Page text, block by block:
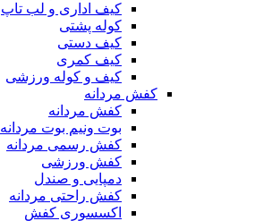
کیف اداری و لب تاپ
کوله پشتی
کیف دستی
کیف کمری
کیف و کوله ورزشی
کفش مردانه
کفش مردانه
بوت ونیم بوت مردانه
کفش رسمی مردانه
کفش ورزشی
دمپایی و صندل
کفش راحتی مردانه
اکسسوری کفش